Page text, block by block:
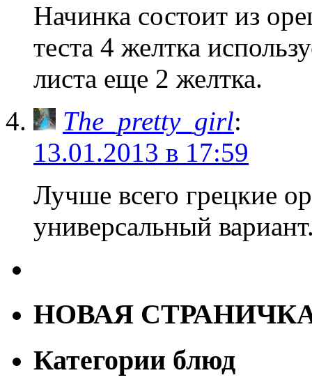
Начинка состоит из
теста 4 желтка
листа еще 2 желтка.
The_pretty_girl:
13.01.2013 в 17:59
Лучше всего грецкие
универсальный
НОВАЯ
Категории блюд